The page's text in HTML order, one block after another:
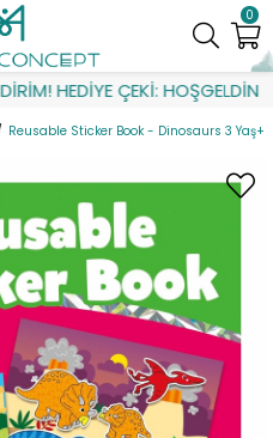
HEDİYE ÇEKİ: HOŞGELDİN
0
Reusable Sticker Book - Dinosaurs 3 Yaş+